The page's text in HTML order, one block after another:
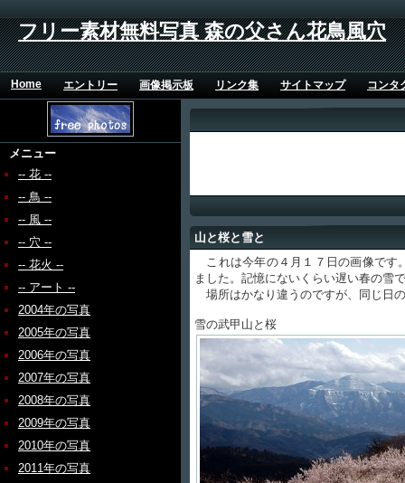
フリー素材無料写真 森の父さん花鳥風穴
Home エントリー 画像掲示板 リンク集 サイトマップ コンタ
メニュー
-- 花 --
-- 鳥 --
-- 風 --
-- 穴 --
-- 花火 --
-- アート --
2004年の写真
2005年の写真
2006年の写真
2007年の写真
2008年の写真
2009年の写真
2010年の写真
2011年の写真
山と桜と雪と
これは今年の４月１７日の画像です
ました。記憶にないくらい遅い春の雪
場所はかなり違うのですが、同じ日
雪の武甲山と桜